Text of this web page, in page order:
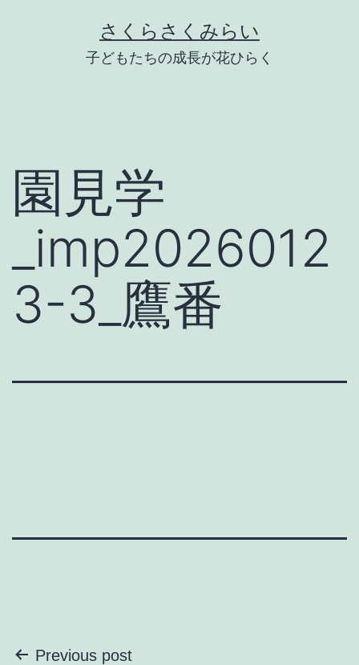
さくらさくみらい
子どもたちの成長が花ひらく
園見学
_imp2026012
3-3_鷹番
Previous post